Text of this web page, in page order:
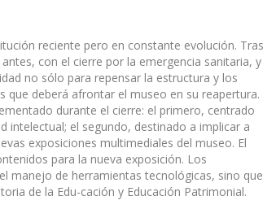
reciente pero en constante evolución. Tras
con el cierre por la emergencia sanitaria, y
no sólo para repensar la estructura y los
deberá afrontar el museo en su reapertura.
durante el cierre: el primero, centrado
intelectual; el segundo, destinado a implicar a
exposiciones multimediales del museo. El
para la nueva exposición. Los
manejo de herramientas tecnológicas, sino que
de la Edu-cación y Educación Patrimonial.